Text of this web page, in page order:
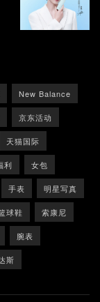
New Balance
京东活动
天猫国际
利 女包
手表 明星写真
球鞋 索康尼
腕表
斯